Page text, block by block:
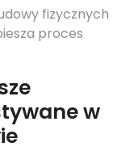
fizycznych
proces
w